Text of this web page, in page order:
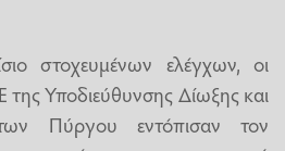
στοχευμένων ελέγχων, οι
Υποδιεύθυνσης Δίωξης και
Πύργου εντόπισαν τον